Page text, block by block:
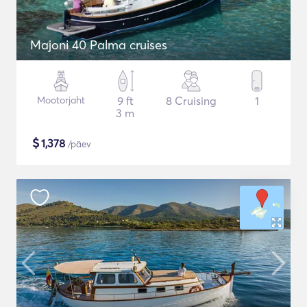
Majoni 40 Palma cruises
Mootorjaht
9 ft
3 m
8 Cruising 1
$1,378 /päev